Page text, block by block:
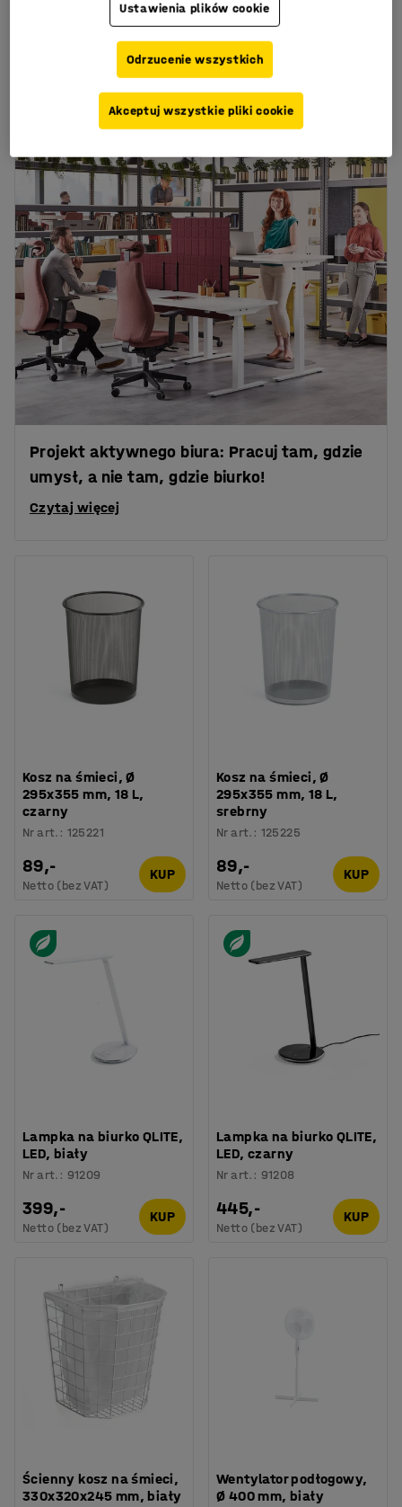
Lampka na biurko
INLITE, LED, czarny
KUP
Lampka na biurko
INLITE, LED, biały
Nr art.:91206
629,-
Netto (bez VAT)
Projekt aktywnego biura: Pracuj tam, gdzie
umysł, a nie tam, gdzie biurko!
Czytaj więcej
Kosz na śmieci, Ø
295x355 mm, 18 L,
czarny
Nr art. : 125221
89,-
Netto (bez VAT)
KUP
Kosz na śmieci, Ø
295x355 mm, 18 L,
srebrny
Nr art. : 125225
89,-
Netto (bez VAT)
KUP
Lampka na biurko QLITE,
LED, biały
Nr art. : 91209
399,-
Netto (bez VAT)
KUP
Lampka na biurko QLITE,
LED, czarny
Nr art. : 91208
445,-
Netto (bez VAT)
KUP
Ścienny kosz na śmieci,
330x320x245 mm, biały
Wentylator podłogowy,
Ø 400 mm, biały
Ustawienia plików cookie
Odrzucenie wszystkich
Akceptuj wszystkie pliki cookie